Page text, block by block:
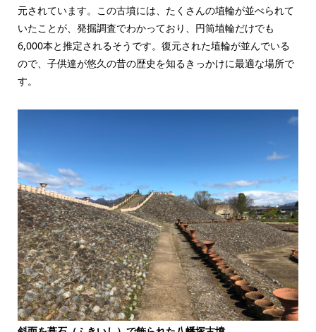
元されています。この古墳には、たくさんの埴輪が並べられて
いたことが、発掘調査でわかっており、円筒埴輪だけでも
6,000本と推定されるそうです。復元された埴輪が並んでいる
ので、子供達が悠久の昔の歴史を知るきっかけに最適な場所で
す。